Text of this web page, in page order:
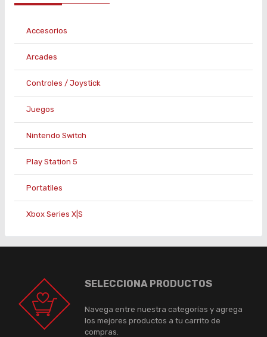
Accesorios
Arcades
Controles / Joystick
Juegos
Nintendo Switch
Play Station 5
Portatiles
Xbox Series X|S
SELECCIONA PRODUCTOS
Navega entre nuestra categorías y agrega
los mejores productos a tu carrito de
compras.